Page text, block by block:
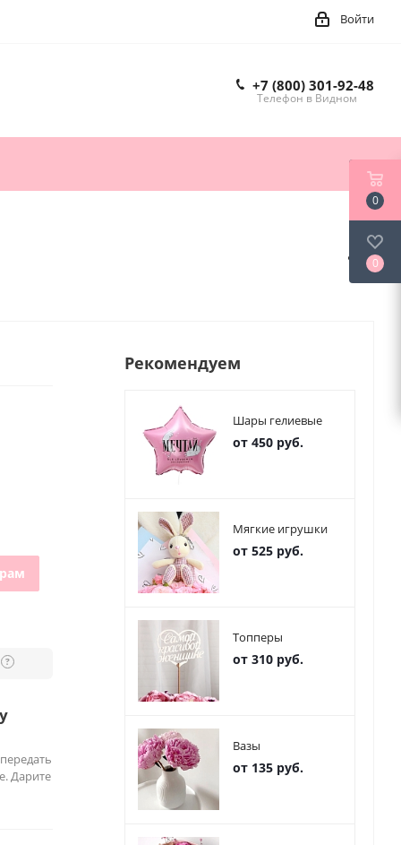
Войти
+7 (800) 301-92-48
Телефон в Видном
?
Дарите
Рекомендуем
Шары гелиевые
от 450 руб.
Мягкие игрушки
от 525 руб.
Топперы
от 310 руб.
Вазы
от 135 руб.
0
0